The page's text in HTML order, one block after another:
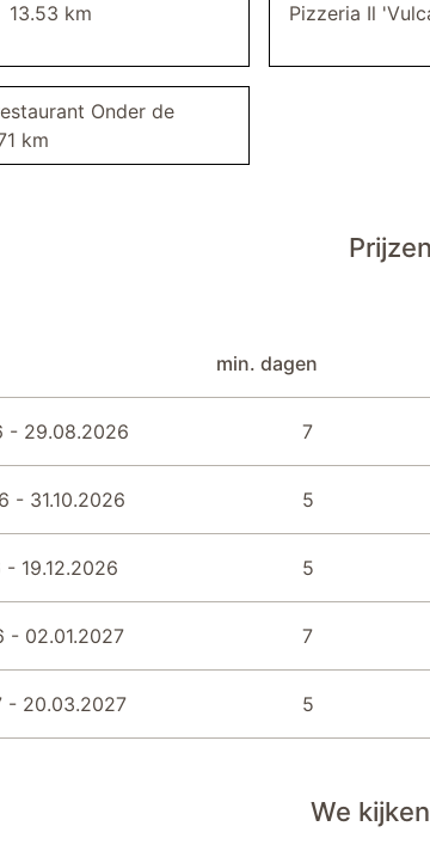
13.53 km Pizzeria Il
Onder de
km
min. dagen
- 29.08.2026 7
- 31.10.2026 5
- 19.12.2026 5
- 02.01.2027 7
- 20.03.2027 5
We